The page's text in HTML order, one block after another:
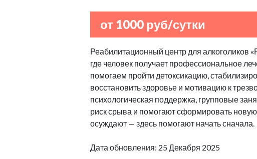
от 1000 руб/сутки
Реабилитационный центр для алкоголиков
где человек получает профессиональное
помогаем пройти детоксикацию,
восстановить здоровье и мотивацию к
психологическая поддержка, групповые
риск срыва и помогают сформировать
осуждают — здесь помогают начать сначала.
Дата обновления: 25 Декабря 2025